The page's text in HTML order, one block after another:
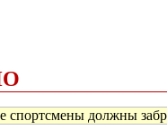
спортсмены должны